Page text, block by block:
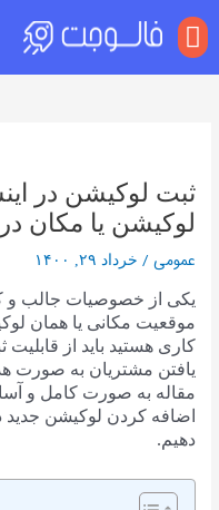
منو
ثبت لوکیشن در
لوکیشن یا مکان در
عمومی / خرداد ۲۹, ۱۴۰۰
یکی از خصوصیات جالب و
موقعیت مکانی یا همان
کاری هستید باید از
یافتن مشتریان به صورت
مقاله به صورت کامل و
اضافه کردن لوکیشن جدید
دهیم.